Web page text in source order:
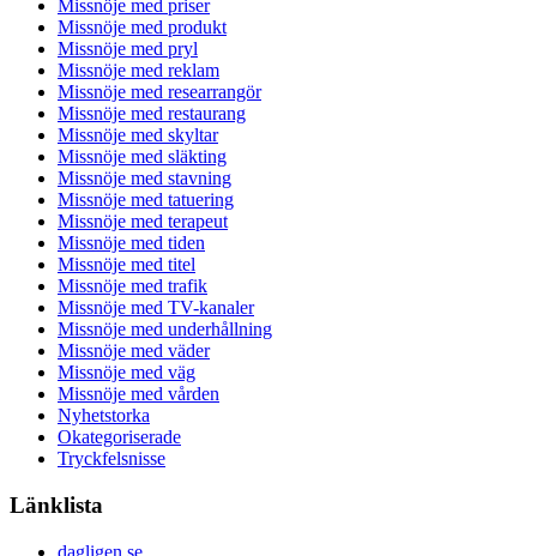
Missnöje med priser
Missnöje med produkt
Missnöje med pryl
Missnöje med reklam
Missnöje med researrangör
Missnöje med restaurang
Missnöje med skyltar
Missnöje med släkting
Missnöje med stavning
Missnöje med tatuering
Missnöje med terapeut
Missnöje med tiden
Missnöje med titel
Missnöje med trafik
Missnöje med TV-kanaler
Missnöje med underhållning
Missnöje med väder
Missnöje med väg
Missnöje med vården
Nyhetstorka
Okategoriserade
Tryckfelsnisse
Länklista
dagligen.se